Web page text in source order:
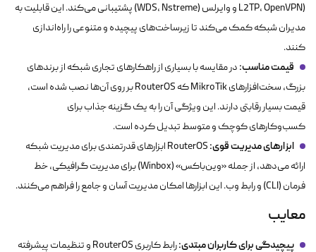
L2TP، OpenVPN) و وایرلس (WDS، Nstreme) پشتیبانی می‌کند. این قابلیت به
مدیران شبکه کمک می‌کند تا زیرساخت‌های پیچیده و متنوعی را راه‌اندازی
کنند.
قیمت مناسب: در مقایسه با بسیاری از راهکارهای تجاری شبکه از برندهای
بزرگ، سخت‌افزارهای MikroTik که RouterOS بر روی آن‌ها نصب شده است،
قیمت بسیار رقابتی دارند. این ویژگی آن را به یک گزینه جذاب برای
کسب‌وکارهای کوچک و متوسط تبدیل کرده است.
ابزارهای مدیریت قوی:
RouterOS ابزارهای قدرتمندی برای مدیریت شبکه
ارائه می‌دهد، از جمله «وین‌باکس» (Winbox) برای مدیریت گرافیکی، خط
فرمان (CLI) و رابط وب. این ابزارها امکان مدیریت آسان و جامع را فراهم می‌کنند.
معایب
پیچیدگی برای کاربران مبتدی:
رابط کاربری RouterOS و تنظیمات پیشرفته